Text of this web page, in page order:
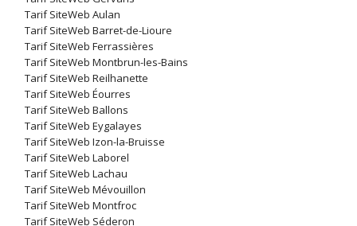
Tarif SiteWeb Aulan
Tarif SiteWeb Barret-de-Lioure
Tarif SiteWeb Ferrassières
Tarif SiteWeb Montbrun-les-Bains
Tarif SiteWeb Reilhanette
Tarif SiteWeb Éourres
Tarif SiteWeb Ballons
Tarif SiteWeb Eygalayes
Tarif SiteWeb Izon-la-Bruisse
Tarif SiteWeb Laborel
Tarif SiteWeb Lachau
Tarif SiteWeb Mévouillon
Tarif SiteWeb Montfroc
Tarif SiteWeb Séderon